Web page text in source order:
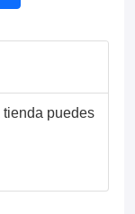
tienda puedes